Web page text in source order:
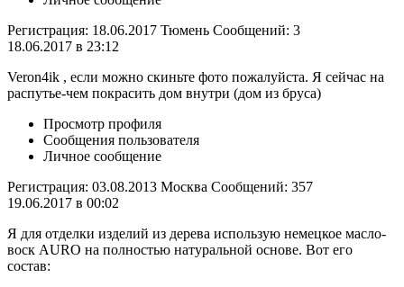
Регистрация: 18.06.2017 Тюмень Сообщений: 3
18.06.2017 в 23:12
Veron4ik , если можно скиньте фото пожалуйста. Я сейчас на
распутье-чем покрасить дом внутри (дом из бруса)
Просмотр профиля
Сообщения пользователя
Личное сообщение
Регистрация: 03.08.2013 Москва Сообщений: 357
19.06.2017 в 00:02
Я для отделки изделий из дерева использую немецкое масло-
воск AURO на полностью натуральной основе. Вот его
состав: